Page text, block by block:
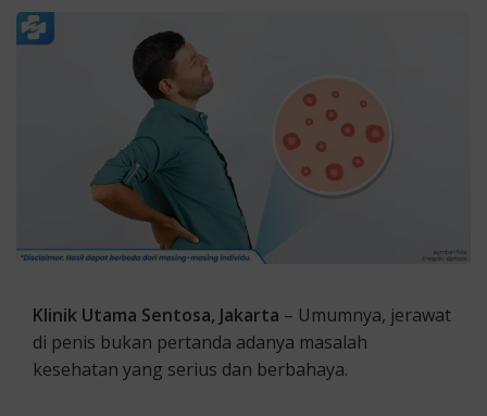
Klinik Utama Sentosa, Jakarta – Umumnya, jerawat
di penis bukan pertanda adanya masalah
kesehatan yang serius dan berbahaya.